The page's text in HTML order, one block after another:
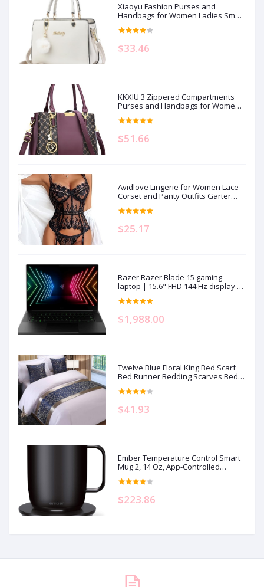
Xiaoyu Fashion Purses and
Handbags for Women Ladies Small
Crossbody bag Top Handle Satchel
Shoulder Bags Totes
$33.46
KKXIU 3 Zippered Compartments
Purses and Handbags for Women
Top Handle Satchel Shoulder
Ladies Bags
$51.66
Avidlove Lingerie for Women Lace
Corset and Panty Outfits Garter
Lingerie Sets S-XXL
$25.17
Razer Razer Blade 15 gaming
laptop | 15.6" FHD 144 Hz display |
Intel Core i7-11800H | 16GB RAM |
512GB SSD storage | NVIDIA RTX
keyboard | Windows 11
$1,988.00
Twelve Blue Floral King Bed Scarf
Bed Runner Bedding Scarves Bed
Cover for Home Hotel Guesthouse
19.7x95.4in
$41.93
Ember Temperature Control Smart
Mug 2, 14 Oz, App-Controlled
Heated Coffee Mug with 80 Min
Battery Life and Improved Design,
$223.86